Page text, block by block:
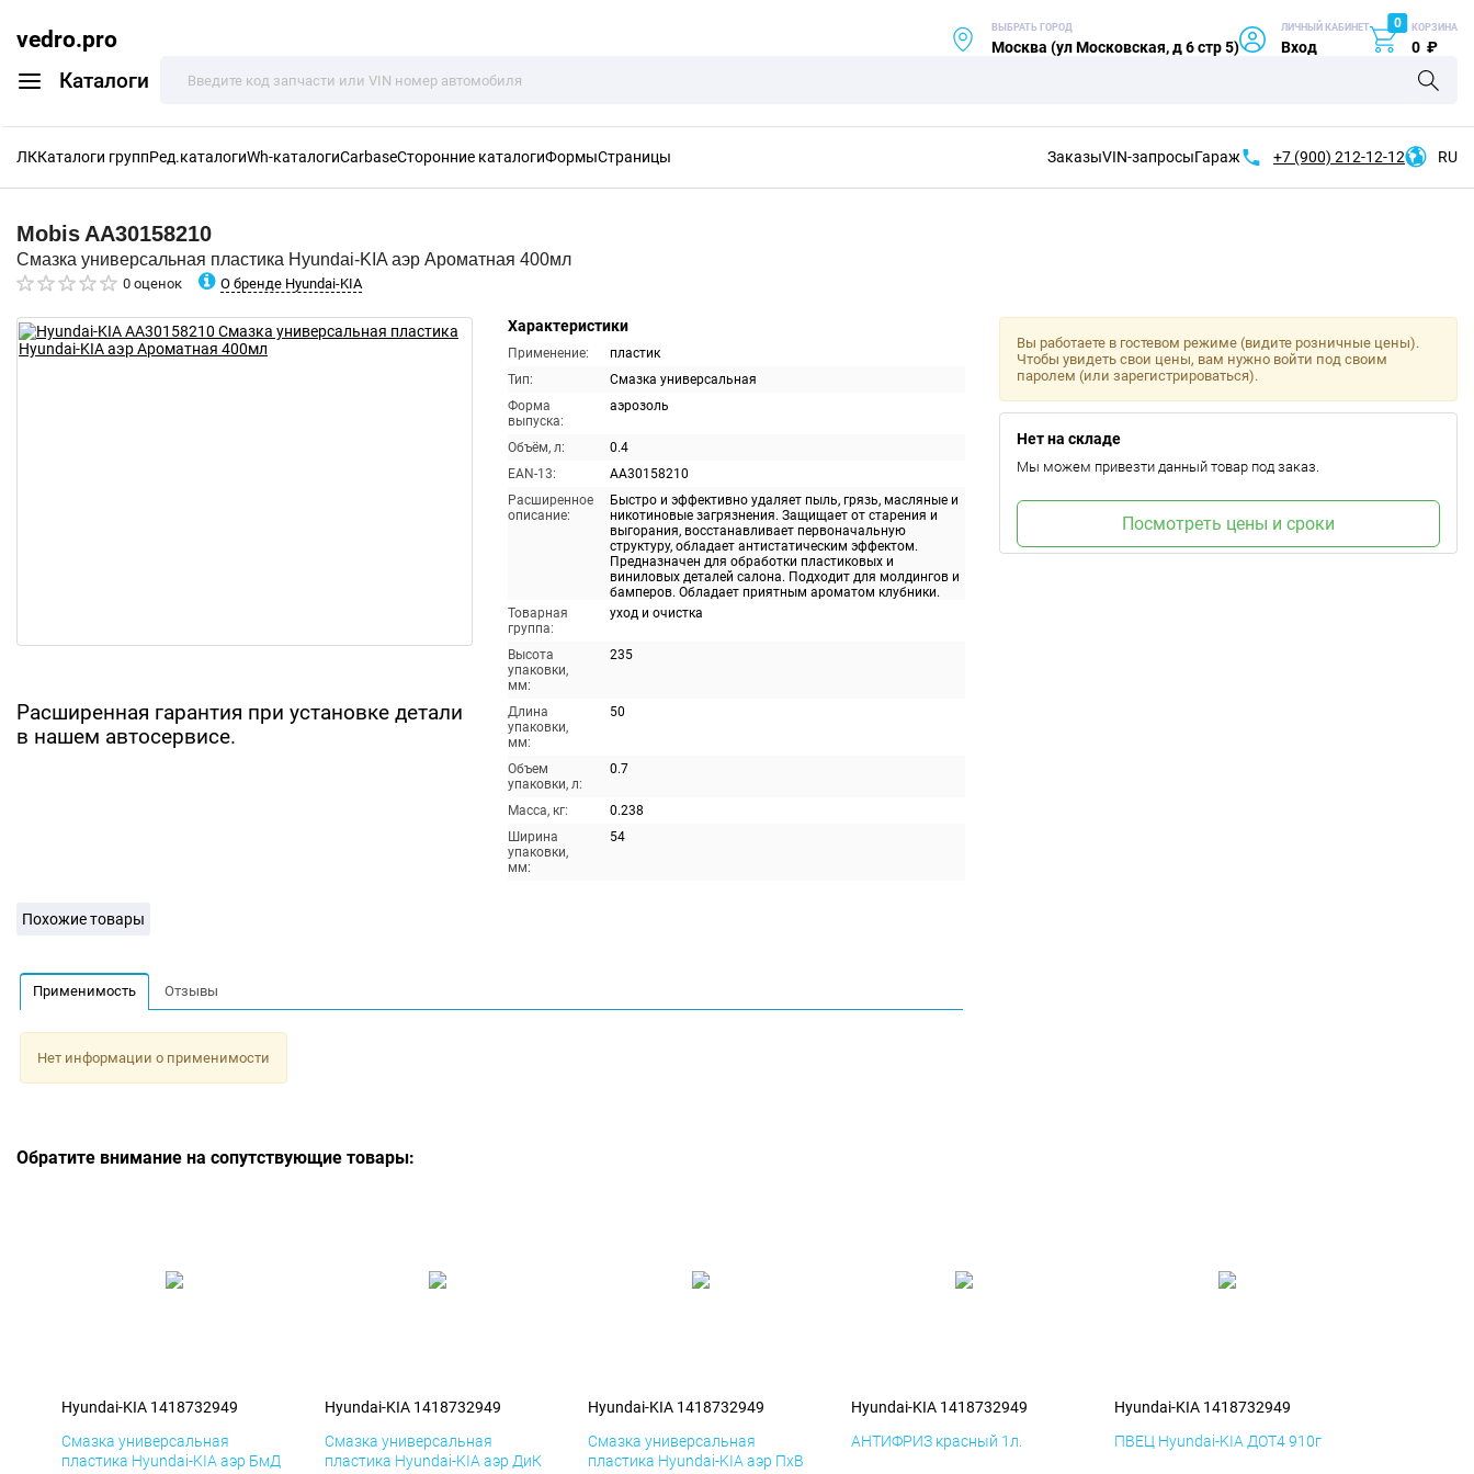
vedro.pro
Каталоги
ВЫБРАТЬ ГОРОД
Москва (ул Московская, д 6 стр 5)
ЛИЧНЫЙ КАБИНЕТ
Вход
0 КОРЗИНА
0 ₽
ЛККаталоги группРед.каталогиWh-каталогиCarbaseСторонние каталогиФормыСтраницы ЗаказыVIN-запросыГараж +7 (900) 212-12-12 RU
Mobis AA30158210
Смазка универсальная пластика Hyundai-KIA аэр Ароматная 400мл
0 оценок О бренде Hyundai-KIA
Расширенная гарантия при установке детали
в нашем автосервисе.
Характеристики
Применение:
пластик
Тип:
Смазка универсальная
Форма
выпуска:
аэрозоль
Объём, л:
0.4
EAN-13:
AA30158210
Расширенное
описание:
Быстро и эффективно удаляет пыль, грязь, масляные и
никотиновые загрязнения. Защищает от старения и
выгорания, восстанавливает первоначальную
структуру, обладает антистатическим эффектом.
Предназначен для обработки пластиковых и
виниловых деталей салона. Подходит для молдингов и
бамперов. Обладает приятным ароматом клубники.
Товарная
группа:
уход и очистка
Высота
упаковки,
мм:
235
Длина
упаковки,
мм:
50
Объем
упаковки, л:
0.7
Масса, кг:
0.238
Ширина
упаковки,
мм:
54
Вы работаете в гостевом режиме (видите розничные цены).
Чтобы увидеть свои цены, вам нужно войти под своим
паролем (или зарегистрироваться).
Нет на складе
Мы можем привезти данный товар под заказ.
Посмотреть цены и сроки
Похожие товары
Применимость Отзывы
Нет информации о применимости
Обратите внимание на сопутствующие товары:
Hyundai-KIA 1418732949
Смазка универсальная
пластика Hyundai-KIA аэр БмД
Hyundai-KIA 1418732949
Смазка универсальная
пластика Hyundai-KIA аэр ДиК
Hyundai-KIA 1418732949
Смазка универсальная
пластика Hyundai-KIA аэр ПхВ
Hyundai-KIA 1418732949
АНТИФРИЗ красный 1л.
Hyundai-KIA 1418732949
ПВЕЦ Hyundai-KIA ДОТ4 910г